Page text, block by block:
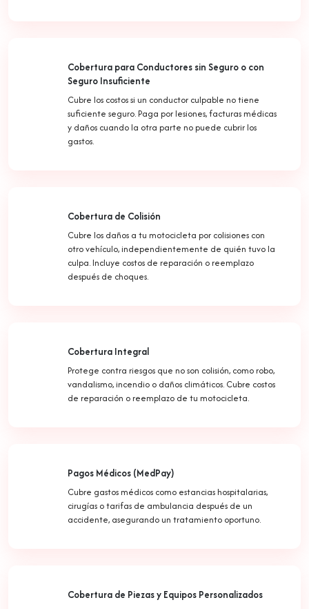
Cobertura para Conductores sin Seguro o con
Seguro Insuficiente
Cubre los costos si un conductor culpable no tiene
suficiente seguro. Paga por lesiones, facturas médicas
y daños cuando la otra parte no puede cubrir los
gastos.
Cobertura de Colisión
Cubre los daños a tu motocicleta por colisiones con
otro vehículo, independientemente de quién tuvo la
culpa. Incluye costos de reparación o reemplazo
después de choques.
Cobertura Integral
Protege contra riesgos que no son colisión, como robo,
vandalismo, incendio o daños climáticos. Cubre costos
de reparación o reemplazo de tu motocicleta.
Pagos Médicos (MedPay)
Cubre gastos médicos como estancias hospitalarias,
cirugías o tarifas de ambulancia después de un
accidente, asegurando un tratamiento oportuno.
Cobertura de Piezas y Equipos Personalizados